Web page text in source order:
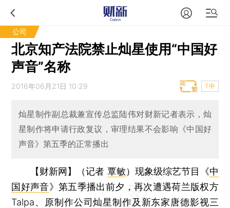
公司
北京知产法院禁止灿星使用“中国好
声音”名称
2016年06月21日 10:29 T中
灿星制作副总裁兼宣传总监陆伟对财新记者表示，灿
星制作将申请行政复议，审理结果不会影响《中国好
声音》第五季的正常播出
【财新网】（记者 覃敏） 现象级综艺节目《中
国好声音》第五季播出前夕，再次遭遇荷兰版权方
Talpa、原制作公司灿星制作及新东家唐德影视三